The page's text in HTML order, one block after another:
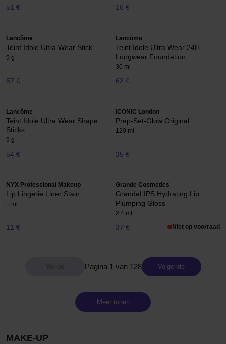
51 € 16 €
Lancôme
Teint Idole Ultra Wear Stick
9 g
57 €
Lancôme
Teint Idole Ultra Wear 24H
Longwear Foundation
30 ml
62 €
Lancôme
Teint Idole Ultra Wear Shape
Sticks
9 g
54 €
ICONIC London
Prep-Set-Glow Original
120 ml
35 €
NYX Professional Makeup
Lip Lingerie Liner Stain
1 ml
11 €
Grande Cosmetics
GrandeLIPS Hydrating Lip
Plumping Gloss
2,4 ml
37 € Niet op voorraad
Pagina 1 van 128 Volgende
Meer tonen
MAKE-UP